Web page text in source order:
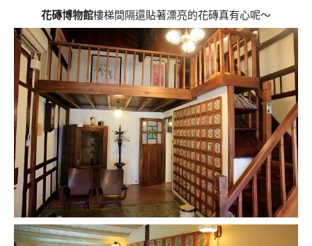
花磚博物館樓梯間隔還貼著漂亮的花磚真有心呢～